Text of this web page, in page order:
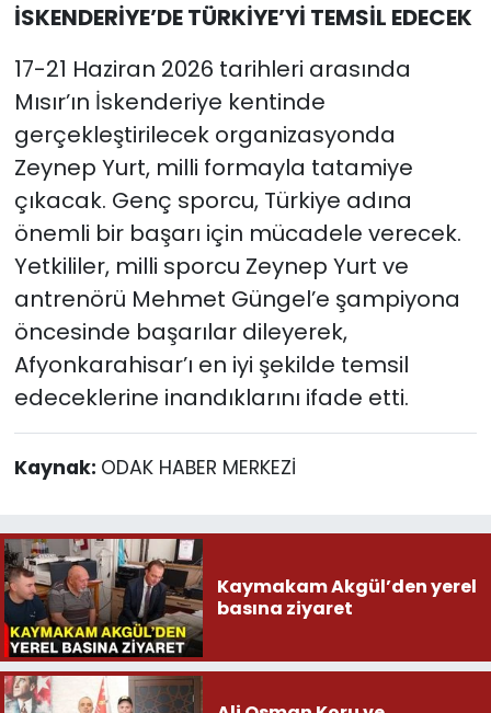
İSKENDERİYE’DE TÜRKİYE’Yİ TEMSİL EDECEK
17-21 Haziran 2026 tarihleri arasında
Mısır’ın İskenderiye kentinde
gerçekleştirilecek organizasyonda
Zeynep Yurt, milli formayla tatamiye
çıkacak. Genç sporcu, Türkiye adına
önemli bir başarı için mücadele verecek.
Yetkililer, milli sporcu Zeynep Yurt ve
antrenörü Mehmet Güngel’e şampiyona
öncesinde başarılar dileyerek,
Afyonkarahisar’ı en iyi şekilde temsil
edeceklerine inandıklarını ifade etti.
Kaynak: ODAK HABER MERKEZİ
Kaymakam Akgül’den yerel
basına ziyaret